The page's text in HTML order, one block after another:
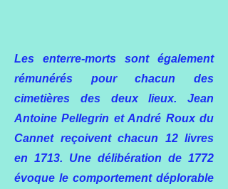
Les enterre-morts sont également
rémunérés pour chacun des
cimetières des deux lieux. Jean
Antoine Pellegrin et André Roux du
Cannet reçoivent chacun 12 livres
en 1713. Une délibération de 1772
évoque le comportement déplorable